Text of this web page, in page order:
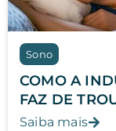
Sono
COMO A
FAZ DE
Saiba mais